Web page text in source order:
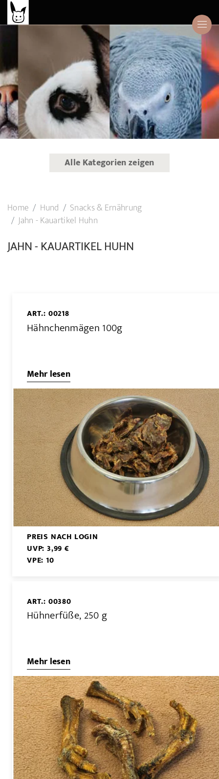
Alle Kategorien zeigen
Home Hund
Snacks & Ernährung
Jahn - Kauartikel Huhn
JAHN - KAUARTIKEL HUHN
ART.: 00218
Hähnchenmägen 100g
Mehr lesen
PREIS NACH LOGIN
UVP: 3,99 €
VPE: 10
ART.: 00380
Hühnerfüße, 250 g
Mehr lesen